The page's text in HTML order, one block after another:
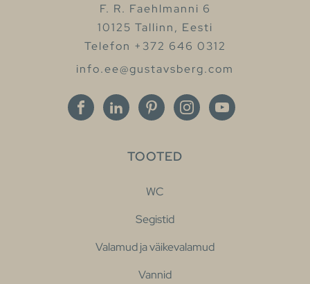
F. R. Faehlmanni 6
10125 Tallinn, Eesti
Telefon +372 646 0312
info.ee@gustavsberg.com
TOOTED
WC
Segistid
Valamud ja väikevalamud
Vannid